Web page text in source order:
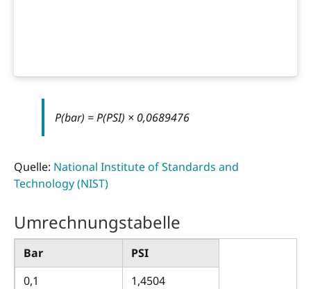
P(bar) = P(PSI) × 0,0689476
Quelle: National Institute of Standards and
Technology (NIST)
Umrechnungstabelle
Bar
PSI
0,1
1,4504